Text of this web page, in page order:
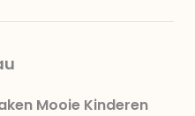
Mooie Kinderen